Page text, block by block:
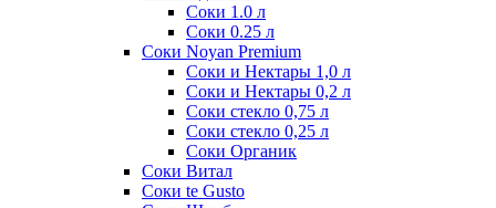
Соки 1.0 л
Соки 0.25 л
Соки Noyan Premium
Соки и Нектары 1,0 л
Соки и Нектары 0,2 л
Соки стекло 0,75 л
Соки стекло 0,25 л
Соки Органик
Соки Витал
Соки te Gusto